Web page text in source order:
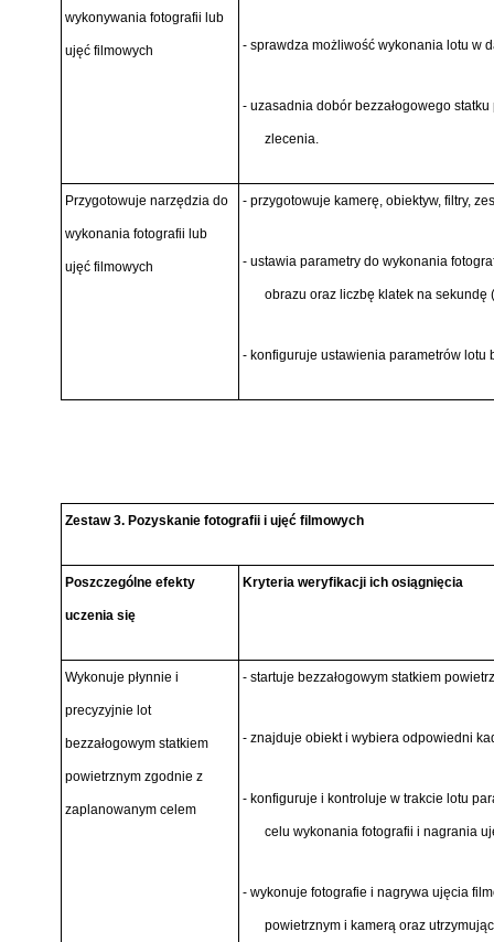
wykonywania fotografii lub
ujęć filmowych - sprawdza możliwość wykonania lotu w
- uzasadnia dobór bezzałogowego
zlecenia.
Przygotowuje narzędzia do
wykonania fotografii lub
ujęć filmowych
- przygotowuje kamerę, obiektyw, filtry,
- ustawia parametry do wykonania
obrazu oraz liczbę klatek na sekundę
- konfiguruje ustawienia parametrów lotu
Zestaw 3. Pozyskanie fotografii i ujęć filmowych
Poszczególne efekty
uczenia się
Kryteria weryfikacji ich osiągnięcia
Wykonuje płynnie i
precyzyjnie lot
bezzałogowym statkiem
powietrznym zgodnie z
zaplanowanym celem
- startuje bezzałogowym statkiem
- znajduje obiekt i wybiera odpowiedni
- konfiguruje i kontroluje w trakcie lotu
celu wykonania fotografii i nagrania
- wykonuje fotografie i nagrywa ujęcia
powietrznym i kamerą oraz